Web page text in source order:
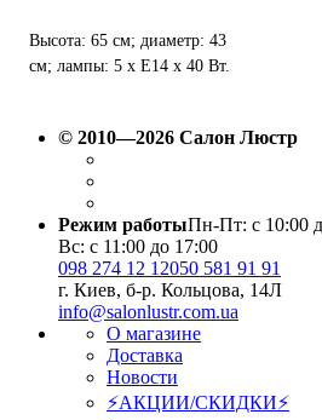
Высота: 65 см; диаметр: 43
см; лампы: 5 х Е14 х 40 Вт.
© 2010—2026 Салон Люстр
Режим работыПн-Пт: с 10:00
Вс: с 11:00 до 17:00
098 274 12 12050 581 91 91
г. Киев, б-р. Кольцова, 14Л
info@salonlustr.com.ua
О магазине
Доставка
Новости
⚡АКЦИИ/СКИДКИ⚡